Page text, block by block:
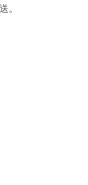
。